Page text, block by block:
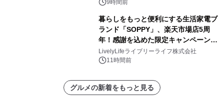
9時間前
暮らしをもっと便利にする生活家電ブ
ランド「SOPPY」、楽天市場店5周
年！感謝を込めた限定キャンペーンを
8月10日より開催
LivelyLifeライブリーライフ株式会社
11時間前
グルメの新着をもっと見る